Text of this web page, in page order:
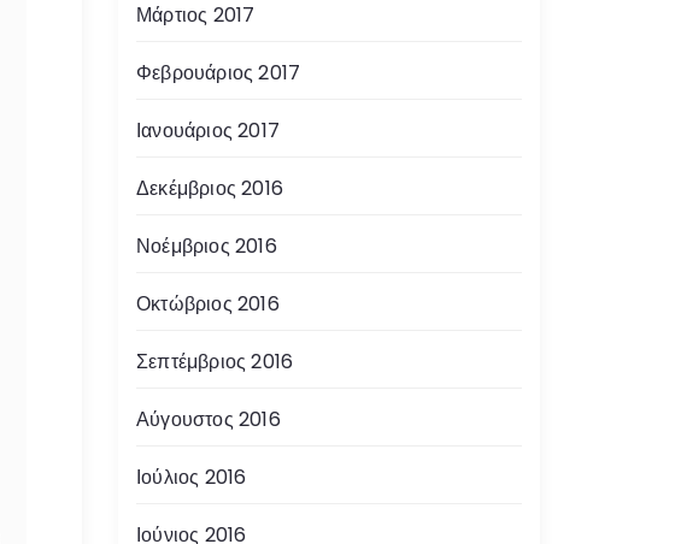
Μάρτιος 2017
Φεβρουάριος 2017
Ιανουάριος 2017
Δεκέμβριος 2016
Νοέμβριος 2016
Οκτώβριος 2016
Σεπτέμβριος 2016
Αύγουστος 2016
Ιούλιος 2016
Ιούνιος 2016